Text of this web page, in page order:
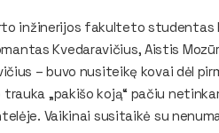
inžinerijos fakulteto studentas
Kvedaravičius, Aistis
– buvo nusiteikę kovai dėl
„pakišo koją“ pačiu
Vaikinai susitaikė su